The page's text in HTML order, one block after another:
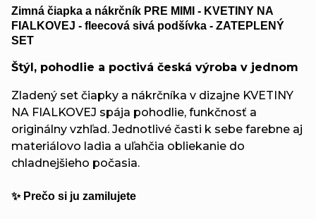
Zimná čiapka a nákrčník PRE MIMI - KVETINY NA
FIALKOVEJ - fleecová sivá podšívka - ZATEPLENÝ
SET
Štýl, pohodlie a poctivá česká výroba v jednom
Zladený set čiapky a nákrčníka v dizajne KVETINY
NA FIALKOVEJ spája pohodlie, funkčnosť a
originálny vzhľad. Jednotlivé časti k sebe farebne aj
materiálovo ladia a uľahčia obliekanie do
chladnejšieho počasia.
✨ Prečo si ju zamilujete